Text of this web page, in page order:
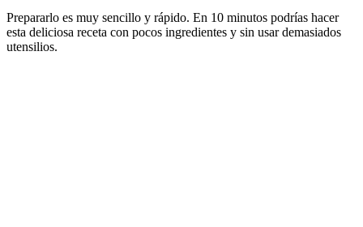
Prepararlo es muy sencillo y rápido. En 10 minutos podrías hacer
esta deliciosa receta con pocos ingredientes y sin usar demasiados
utensilios.